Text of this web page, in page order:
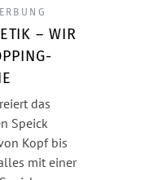
– WIR
das
Speick
Kopf bis
mit einer